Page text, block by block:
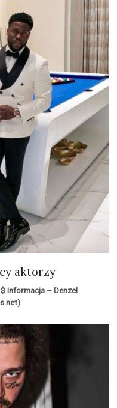
aktorzy
Informacja – Denzel